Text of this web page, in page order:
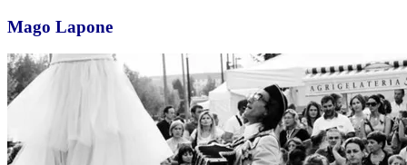
Mago Lapone